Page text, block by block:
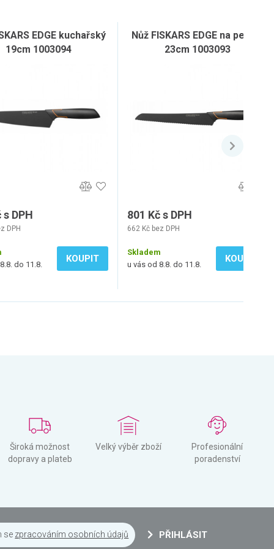
EDGE kuchařský
19cm 1003094
s DPH
DPH
do 11.8.
KOUPIT
Nůž FISKARS EDGE na pečivo
23cm 1003093
801 Kč s DPH
662 Kč bez DPH
Skladem
u vás od 8.8. do 11.8.
KOUPIT
Široká možnost
dopravy a plateb
Velký výběr zboží
Profesionální
poradenství
se zpracováním osobních údajů PŘIHLÁSIT